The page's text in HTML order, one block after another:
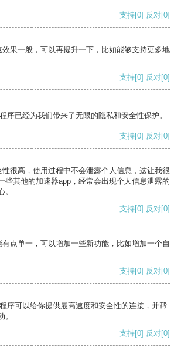
支持[0] 反对[0]
果一般，可以再提升一下，比如能够支持更多地
支持[0] 反对[0]
序已经为我们带来了无限的隐私和安全性保护。
支持[0] 反对[0]
很高，使用过程中不会泄露个人信息，这让我很
些其他的加速器app，经常会出现个人信息泄露的
支持[0] 反对[0]
点单一，可以增加一些新功能，比如增加一个自
支持[0] 反对[0]
序可以给你提供最高速度和安全性的连接，并帮
支持[0] 反对[0]